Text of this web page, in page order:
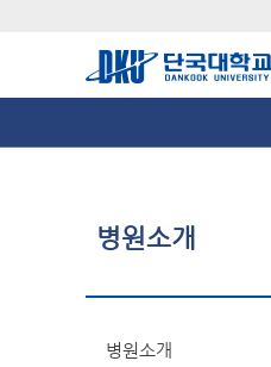
병원소개
병원소개